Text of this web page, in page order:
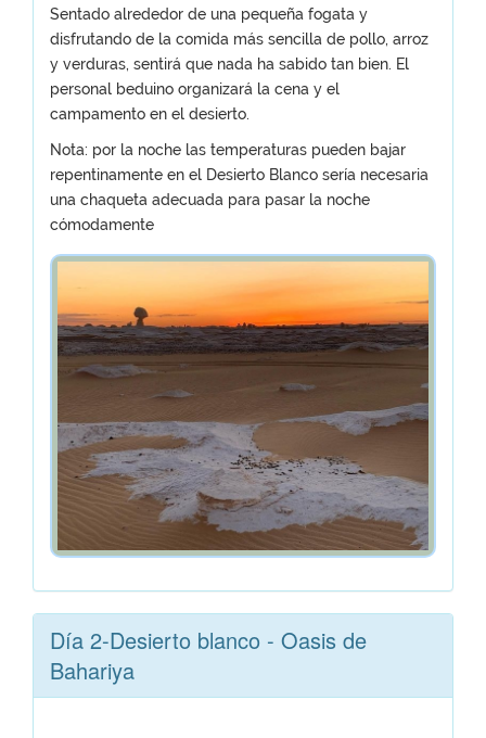
Sentado alrededor de una pequeña fogata y
disfrutando de la comida más sencilla de pollo, arroz
y verduras, sentirá que nada ha sabido tan bien. El
personal beduino organizará la cena y el
campamento en el desierto.
Nota: por la noche las temperaturas pueden bajar
repentinamente en el Desierto Blanco sería necesaria
una chaqueta adecuada para pasar la noche
cómodamente
Día 2-Desierto blanco - Oasis de
Bahariya